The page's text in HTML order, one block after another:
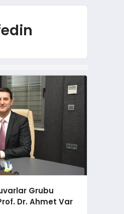
Grubu
Dr. Ahmet Var